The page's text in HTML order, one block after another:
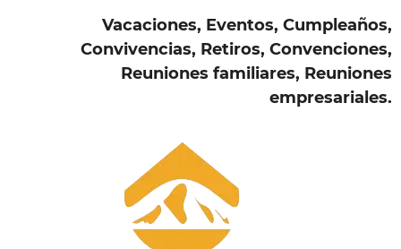
Vacaciones, Eventos, Cumpleaños,
Convivencias, Retiros, Convenciones,
Reuniones familiares, Reuniones
empresariales.